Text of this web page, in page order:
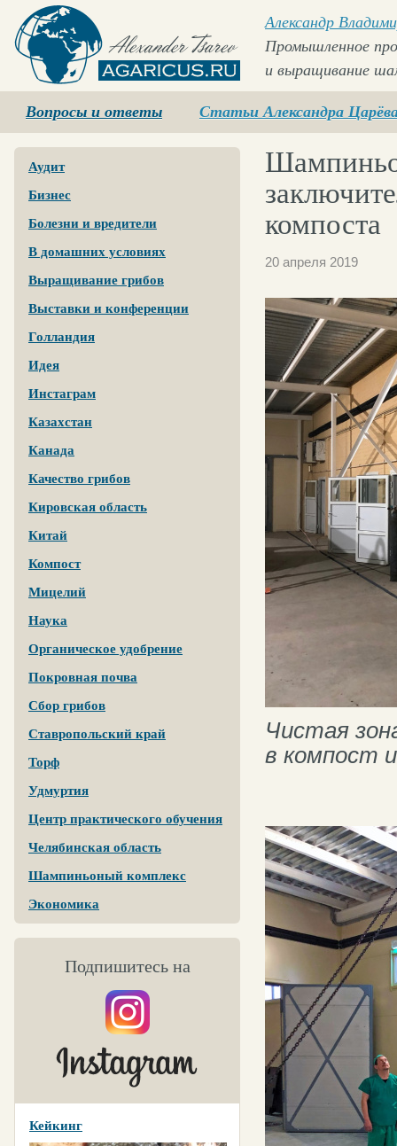
Agaricus.ru
Александр
Промышленное
и выращивание
Вопросы и ответы Статьи Александра
Аудит
Бизнес
Болезни и вредители
В домашних условиях
Выращивание грибов
Выставки и конференции
Голландия
Идея
Инстаграм
Казахстан
Канада
Качество грибов
Кировская область
Китай
Компост
Мицелий
Наука
Органическое удобрение
Покровная почва
Сбор грибов
Ставропольский край
Торф
Удмуртия
Центр практического обучения
Челябинская область
Шампиньоный комплекс
Экономика
Подпишитесь на
Кейкинг
компоста
20 апреля 2019
Чистая
в компост